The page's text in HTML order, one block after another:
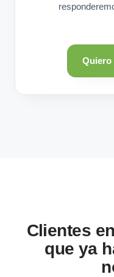
Quiero
Clientes
que ya